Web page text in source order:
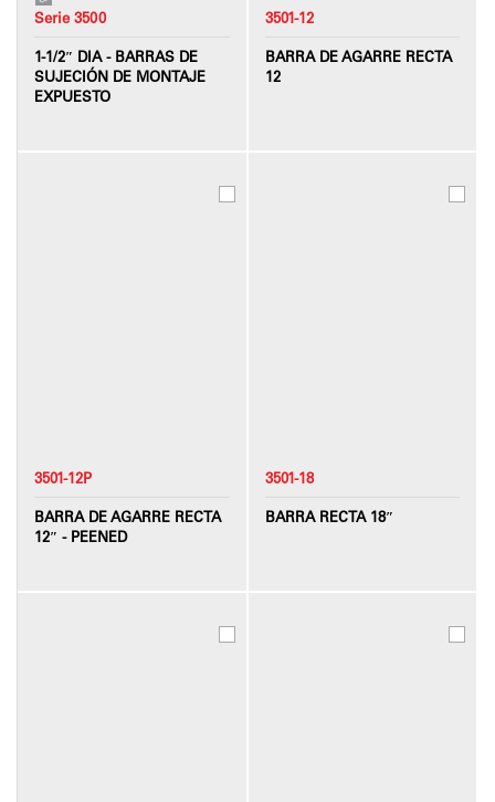
Serie 3500
1-1/2″ DIA - BARRAS DE
SUJECIÓN DE MONTAJE
EXPUESTO
3501-12
BARRA DE AGARRE RECTA
12
3501-12P
BARRA DE AGARRE RECTA
12″ - PEENED
3501-18
BARRA RECTA 18″